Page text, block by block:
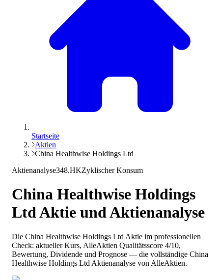
Startseite
Aktien
China Healthwise Holdings Ltd
Aktienanalyse348.HKZyklischer Konsum
China Healthwise Holdings
LtdAktie und Aktienanalyse
Die China Healthwise Holdings Ltd Aktie im professionellen
Check: aktueller Kurs, AlleAktien Qualitätsscore 4/10,
Bewertung, Dividende und Prognose — die vollständige China
Healthwise Holdings Ltd Aktienanalyse von AlleAktien.